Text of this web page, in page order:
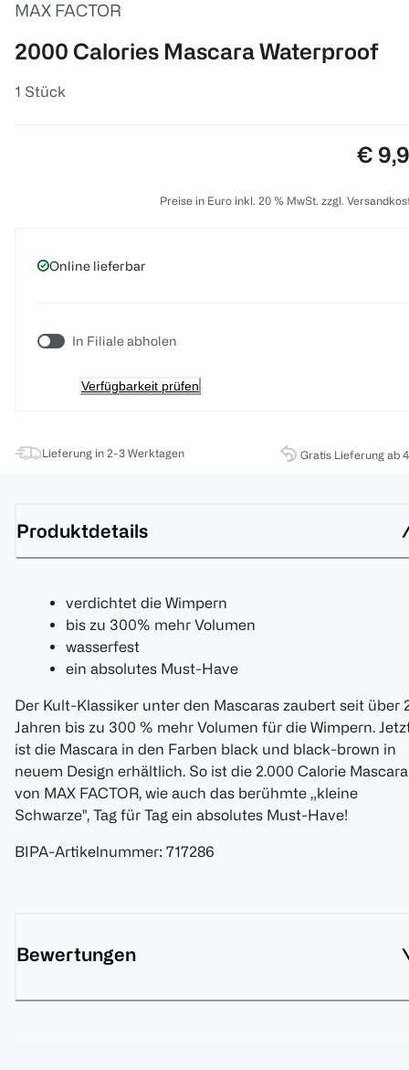
MAX FACTOR
2000 Calories Mascara Waterproof
1 Stück
€
Preise in Euro inkl. 20 % MwSt. zzgl.
Online lieferbar
In Filiale abholen
Verfügbarkeit prüfen
Lieferung in 2-3 Werktagen Gratis Lieferung ab
Produktdetails
verdichtet die Wimpern
bis zu 300% mehr Volumen
wasserfest
ein absolutes Must-Have
Der Kult-Klassiker unter den Mascaras zaubert seit über
Jahren bis zu 300 % mehr Volumen für die Wimpern.
ist die Mascara in den Farben black und black-brown in
neuem Design erhältlich. So ist die 2.000 Calorie Mascara
von MAX FACTOR, wie auch das berühmte „kleine
Schwarze", Tag für Tag ein absolutes Must-Have!
BIPA-Artikelnummer: 717286
Bewertungen